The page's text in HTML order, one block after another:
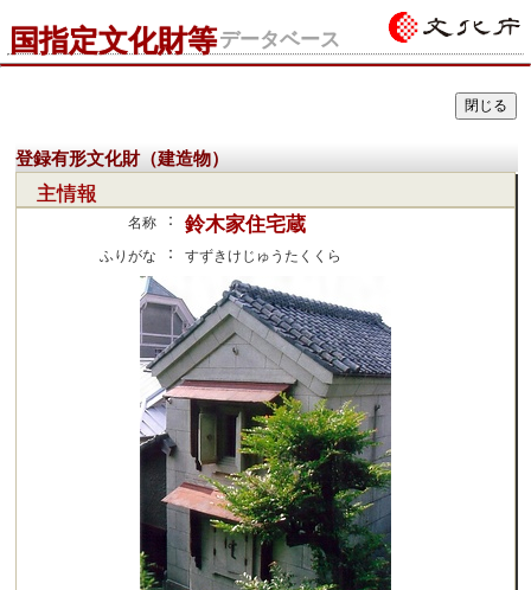
国指定文化財等データベース
登録有形文化財（建造物）
主情報
名称 ： 鈴木家住宅蔵
ふりがな ： すずきけじゅうたくくら